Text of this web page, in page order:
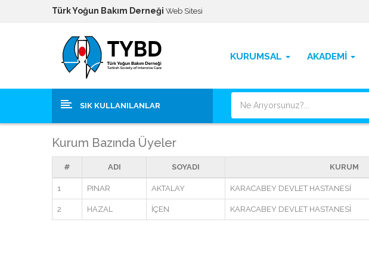
Türk Yoğun Bakım Derneği Web Sitesi
KURUMSAL AKADEMİ
SIK KULLANILANLAR
Kurum Bazında Üyeler
# ADI SOYADI KURUM
1 PINAR AKTALAY KARACABEY DEVLET HASTANESİ
2 HAZAL İÇEN KARACABEY DEVLET HASTANESİ